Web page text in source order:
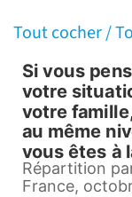
Tout cocher /
Si vous
Pie chart with
Répartition
View as data table,
Si vous
votre
votre
au même
vous êtes à
Répartition
France,